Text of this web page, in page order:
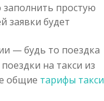
заполнить простую
заявки будет
— будь то поездка
на такси из
общие тарифы такси